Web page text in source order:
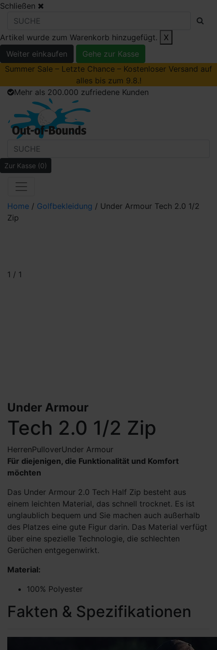
Schließen
Artikel wurde zum Warenkorb hinzugefügt.
X
Weiter einkaufen
Gehe zur Kasse
Summer Sale – Letzte Chance – Kostenloser Versand auf
alles bis zum 9.8.!
Mehr als 200.000 zufriedene Kunden
Zur Kasse (0)
Home / Golfbekleidung / Under Armour Tech 2.0 1/2
Zip
1 / 1
Under Armour
Tech 2.0 1/2 Zip
HerrenPulloverUnder Armour
Für diejenigen, die Funktionalität und Komfort
möchten
Das Under Armour 2.0 Tech Half Zip besteht aus
einem leichten Material, das schnell trocknet. Es ist
unglaublich bequem und Sie machen auch außerhalb
des Platzes eine gute Figur darin. Das Material verfügt
über eine spezielle Technologie, die schlechten
Gerüchen entgegenwirkt.
Material:
100% Polyester
Fakten & Spezifikationen